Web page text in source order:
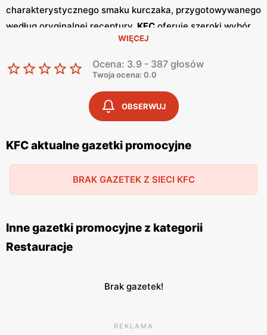
charakterystycznego smaku kurczaka, przygotowywanego
według oryginalnej receptury, KFC oferuje szeroki wybór
dań, które zaspokajają gusta nawet najbardziej
wymagających klientów. Restauracje
KFC
to doskonałe
miejsce na szybki posiłek w przyjaznej atmosferze. W
regularnie pojawiają się różnorodnepromocje
specjalne oferty, które pozwalają na spróbowanie
ulubionych dań w jeszcze bardziej atrakcyjnych cenach.
Sieć wydaje również
gazetki promocyjne
o najnowszych ofertach i nowościach w menu. Dzięki temu
korzystać z wyjątkowych okazji. Restauracje
Sieć ta stawia na wysoką jakość obsługi oraz komfort
klientów, co sprawia, że posiłek w
działania prospołeczne, wspierając różnorodne inicjatywy i
WIĘCEJ
Ocena: 3.9 - 387 głosów
Twoja ocena: 0.0
OBSERWUJ
KFC aktualne gazetki promocyjne
BRAK GAZETEK Z SIECI KFC
Inne gazetki promocyjne z kategorii
Restauracje
Brak gazetek!
REKLAMA